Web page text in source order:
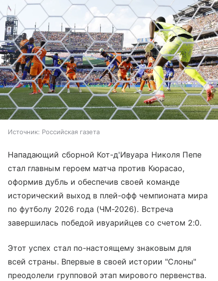
Источник: Российская газета
Нападающий сборной Кот-д'Ивуара Николя Пепе
стал главным героем матча против Кюрасао,
оформив дубль и обеспечив своей команде
исторический выход в плей-офф чемпионата мира
по футболу 2026 года (ЧМ-2026). Встреча
завершилась победой ивуарийцев со счетом 2:0.
Этот успех стал по-настоящему знаковым для
всей страны. Впервые в своей истории "Слоны"
преодолели групповой этап мирового первенства.